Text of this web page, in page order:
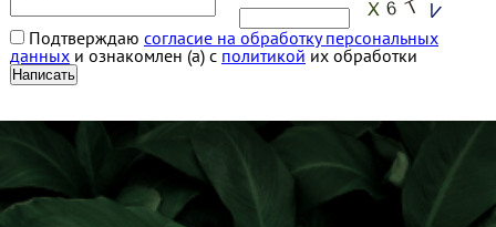
Подтверждаю согласие на обработку персональных
данныхи ознакомлен (а) с политикой их обработки